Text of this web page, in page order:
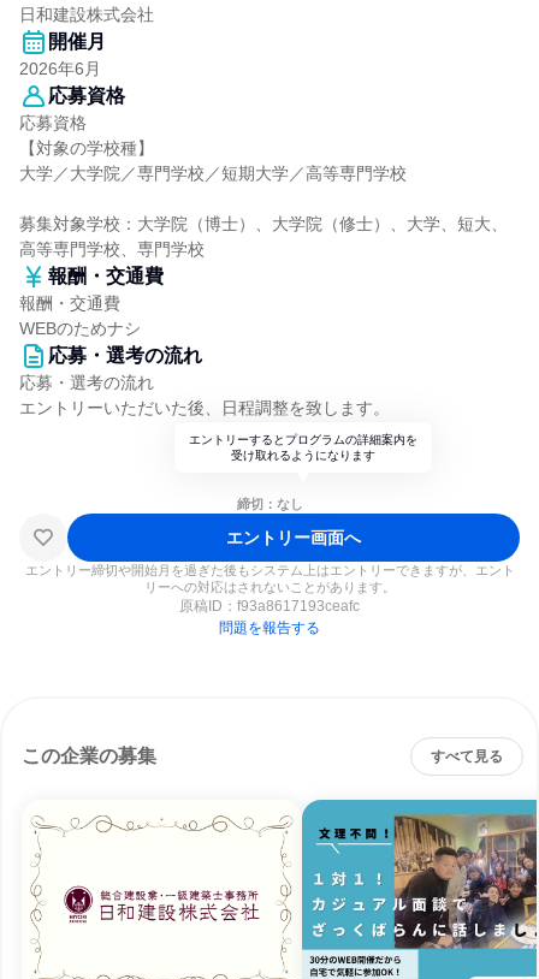
日和建設株式会社
開催月
2026年6月
応募資格
応募資格
【対象の学校種】
大学／大学院／専門学校／短期大学／高等専門学校
募集対象学校：大学院（博士）、大学院（修士）、大学、短大、
高等専門学校、専門学校
報酬・交通費
報酬・交通費
WEBのためナシ
応募・選考の流れ
応募・選考の流れ
エントリーいただいた後、日程調整を致します。
エントリーするとプログラムの詳細案内を
受け取れるようになります
締切：なし
エントリー画面へ
エントリー締切や開始月を過ぎた後もシステム上はエントリーできますが、エント
リーへの対応はされないことがあります。
原稿ID： f93a8617193ceafc
問題を報告する
この企業の募集 すべて見る